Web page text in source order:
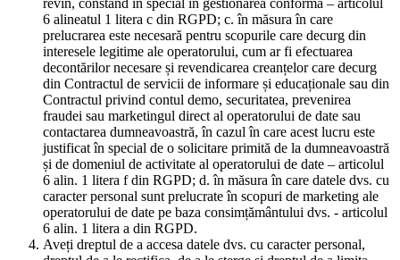
revin, constând în special în gestionarea conformă – articolul
6 alineatul 1 litera c din RGPD; c. în măsura în care
prelucrarea este necesară pentru scopurile care decurg din
interesele legitime ale operatorului, cum ar fi efectuarea
decontărilor necesare și revendicarea creanțelor care decurg
din Contractul de servicii de informare și educaționale sau din
Contractul privind contul demo, securitatea, prevenirea
fraudei sau marketingul direct al operatorului de date sau
contactarea dumneavoastră, în cazul în care acest lucru este
justificat în special de o solicitare primită de la dumneavoastră
și de domeniul de activitate al operatorului de date – articolul
6 alin. 1 litera f din RGPD; d. în măsura în care datele dvs. cu
caracter personal sunt prelucrate în scopuri de marketing ale
operatorului de date pe baza consimțământului dvs. - articolul
6 alin. 1 litera a din RGPD.
Aveți dreptul de a accesa datele dvs. cu caracter personal,